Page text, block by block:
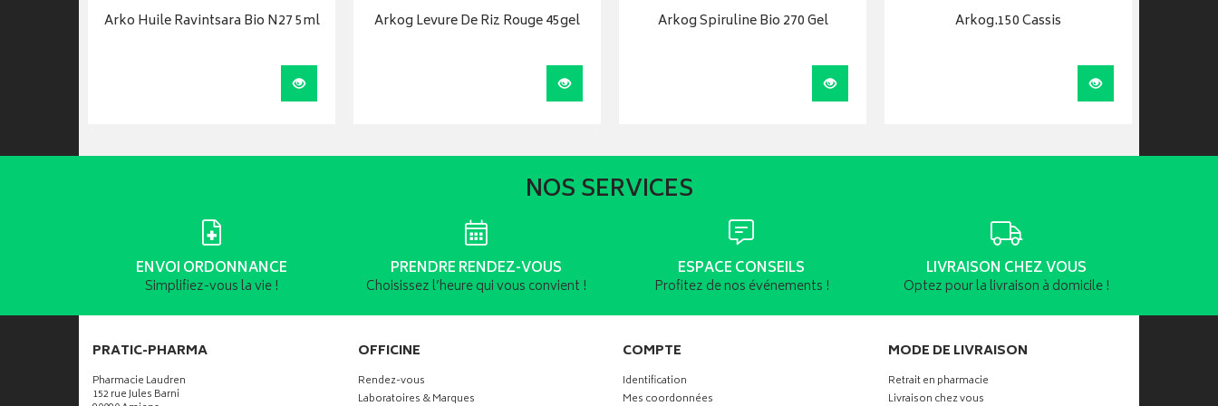
Arko Huile Ravintsara Bio N27 5ml
Visualiser
Arkog Levure De Riz Rouge 45gel
Visualiser
Arkog Spiruline Bio 270 Gel
Visualiser
Arkog.150 Cassis
Visualiser
NOS SERVICES
ENVOI ORDONNANCE
Simplifiez-vous la vie !
PRENDRE RENDEZ-VOUS
Choisissez l’heure qui vous convient !
ESPACE CONSEILS
Profitez de nos événements !
LIVRAISON CHEZ VOUS
Optez pour la livraison à domicile !
PRATIC-PHARMA
Pharmacie Laudren
152 rue Jules Barni
OFFICINE
Rendez-vous
Laboratoires & Marques
COMPTE
Identification
Mes coordonnées
MODE DE LIVRAISON
Retrait en pharmacie
Livraison chez vous